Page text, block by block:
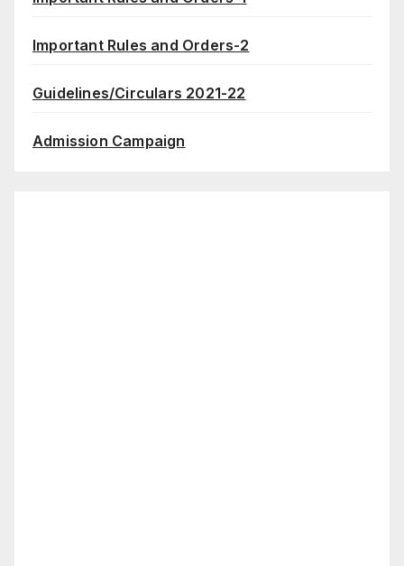
Important Rules and Orders-2
Guidelines/Circulars 2021-22
Admission Campaign